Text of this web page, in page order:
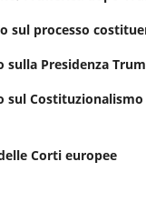
sul processo
sulla Presidenza
sul
Corti europee